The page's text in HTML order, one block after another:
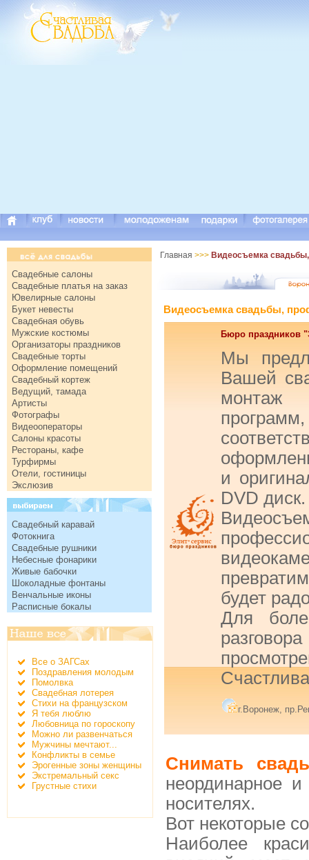
Свадебные салоны
Свадебные платья на заказ
Ювелирные салоны
Букет невесты
Свадебная обувь
Мужские костюмы
Организаторы праздников
Свадебные торты
Оформление помещений
Свадебный кортеж
Ведущий, тамада
Артисты
Фотографы
Видеооператоры
Салоны красоты
Рестораны, кафе
Турфирмы
Отели, гостиницы
Экслюзив
Свадебный каравай
Фотокнига
Свадебные рушники
Небесные фонарики
Живые бабочки
Шоколадные фонтаны
Венчальные иконы
Расписные бокалы
Все о ЗАГСах
Поздравления молодым
Помолвка
Свадебная лотерея
Стихи на французском
Я тебя люблю
Любовница по гороскопу
Можно ли развенчаться
Мужчины мечтают...
Конфликты в семье
Эрогенные зоны женщины
Экстремальный секс
Грустные стихи
Главная >>> Видеосъемка
Видеосъемка свадьбы,
Бюро праздников
Мы
Вашей
монтаж
и
DVD диск.
будет
Для
г.Воронеж,
Снимать
неординарное
носителях.
Вот некоторые
Наиболее